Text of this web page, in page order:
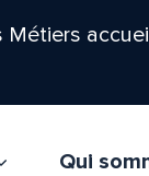
Qui